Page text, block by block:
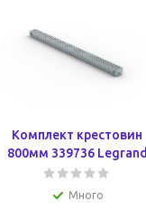
Комплект крестовин
800мм 339736 Legrand
Много